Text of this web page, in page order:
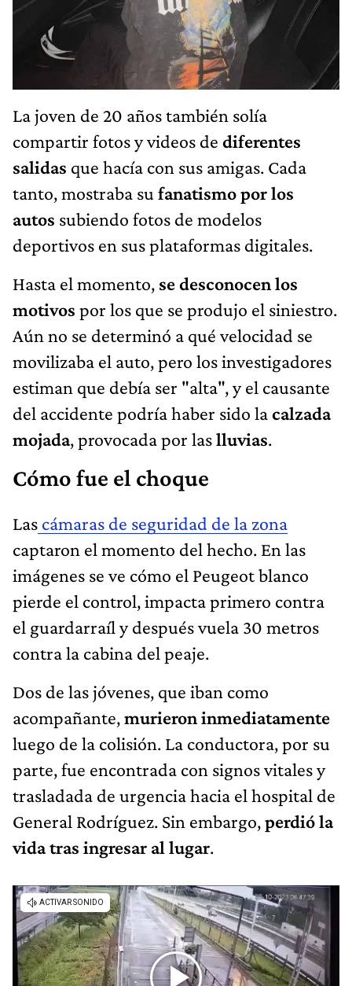
La joven de 20 años también solía
compartir fotos y videos de diferentes
salidas que hacía con sus amigas. Cada
tanto, mostraba su fanatismo por los
autos subiendo fotos de modelos
deportivos en sus plataformas digitales.
Hasta el momento, se desconocen los
motivos por los que se produjo el siniestro.
Aún no se determinó a qué velocidad se
movilizaba el auto, pero los investigadores
estiman que debía ser "alta", y el causante
del accidente podría haber sido lacalzada
mojada, provocada por laslluvias.
Cómo fue el choque
Las cámaras de seguridad de la zona
captaron el momento del hecho. En las
imágenes se ve cómo el Peugeot blanco
pierde el control, impacta primero contra
el guardarraíl y después vuela 30 metros
contra la cabina del peaje.
Dos de las jóvenes, que iban como
acompañante,murieron inmediatamente
luego de la colisión. La conductora, por su
parte, fue encontrada con signos vitales y
trasladada de urgencia hacia el hospital de
General Rodríguez. Sin embargo,perdió la
vida tras ingresar al lugar.